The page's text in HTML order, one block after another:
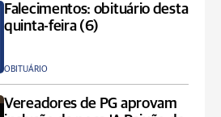
Falecimentos: obituário desta
quinta-feira (6)
OBITUÁRIO
Vereadores de PG aprovam